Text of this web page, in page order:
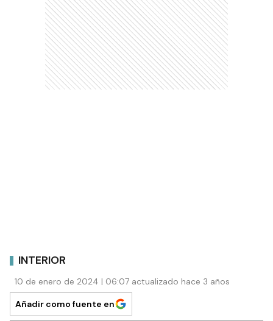
INTERIOR
10 de enero de 2024 | 06:07 actualizado hace 3 años
Añadir como fuente en